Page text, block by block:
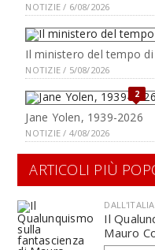
NOTIZIE / 6/08/2026
Il ministero del tempo
NOTIZIE / 5/08/2026
2
Jane Yolen, 1939-2026
NOTIZIE / 4/08/2026
ARTICOLI PIÙ
DALL'ITALIA
Il
Mauro